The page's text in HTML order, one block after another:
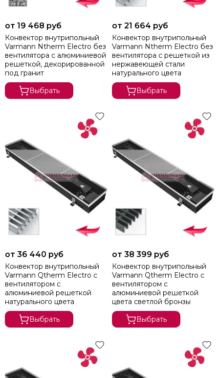
от 19 468 руб
Конвектор внутрипольный
Varmann Ntherm Electro без
вентилятора c алюминиевой
решеткой, декорированной
под гранит
Выбрать
от 21 664 руб
Конвектор внутрипольный
Varmann Ntherm Electro без
вентилятора c решеткой из
нержавеющей стали
натурального цвета
Выбрать
от 36 440 руб
Конвектор внутрипольный
Varmann Qtherm Electro с
вентилятором c
алюминиевой решеткой
натурального цвета
Выбрать
от 38 399 руб
Конвектор внутрипольный
Varmann Qtherm Electro с
вентилятором c
алюминиевой решеткой
цвета светлой бронзы
Выбрать